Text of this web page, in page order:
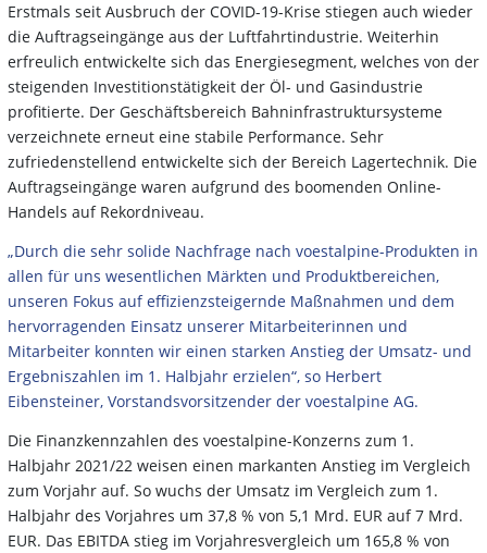
Erstmals seit Ausbruch der COVID-19-Krise stiegen auch wieder
die Auftragseingänge aus der Luftfahrtindustrie. Weiterhin
erfreulich entwickelte sich das Energiesegment, welches von der
steigenden Investitionstätigkeit der Öl- und Gasindustrie
profitierte. Der Geschäftsbereich Bahninfrastruktursysteme
verzeichnete erneut eine stabile Performance. Sehr
zufriedenstellend entwickelte sich der Bereich Lagertechnik. Die
Auftragseingänge waren aufgrund des boomenden Online-
Handels auf Rekordniveau.
„Durch die sehr solide Nachfrage nach voestalpine-Produkten in
allen für uns wesentlichen Märkten und Produktbereichen,
unseren Fokus auf effizienzsteigernde Maßnahmen und dem
hervorragenden Einsatz unserer Mitarbeiterinnen und
Mitarbeiter konnten wir einen starken Anstieg der Umsatz- und
Ergebniszahlen im 1. Halbjahr erzielen“, so Herbert
Eibensteiner, Vorstandsvorsitzender der voestalpine AG.
Die Finanzkennzahlen des voestalpine-Konzerns zum 1.
Halbjahr 2021/22 weisen einen markanten Anstieg im Vergleich
zum Vorjahr auf. So wuchs der Umsatz im Vergleich zum 1.
Halbjahr des Vorjahres um 37,8 % von 5,1 Mrd. EUR auf 7 Mrd.
EUR. Das EBITDA stieg im Vorjahresvergleich um 165,8 % von